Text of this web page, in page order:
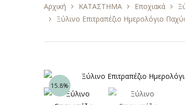
Αρχική ΚΑΤΑΣΤΗΜΑ Εποχιακά
Ξύλινο Επιτραπέζιο Ημερολόγιο
15.8%